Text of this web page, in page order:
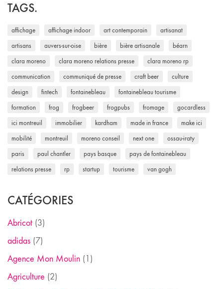
TAGS.
affichage affichage indoor art contemporain artisanat
artisans auvers-sur-oise bière bière artisanale béarn
clara moreno clara moreno relations presse clara moreno rp
communication communiqué de presse craft beer culture
design fintech fontainebleau fontainebleau tourisme
formation frog frogbeer frogpubs fromage gocardless
ici montreuil immobilier kardham made in france make ici
mobilité montreuil moreno conseil next one ossau-iraty
paris paul chantler pays basque pays de fontainebleau
relations presse rp startup tourisme van gogh
CATÉGORIES
Abricot (3)
adidas (7)
Agence Mon Moulin (1)
Agriculture (2)